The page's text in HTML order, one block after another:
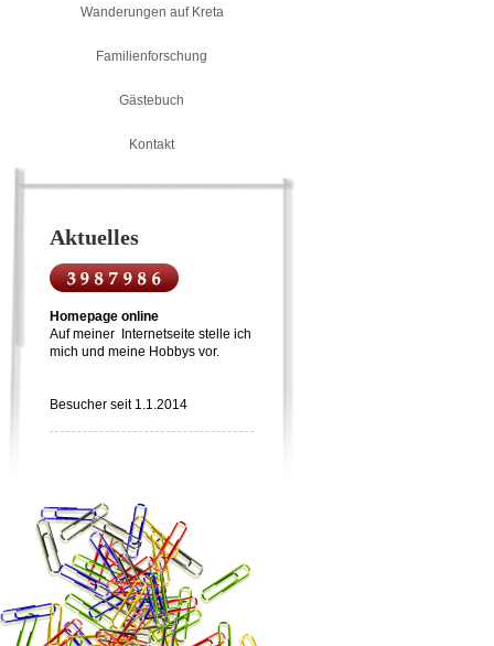
Wanderungen auf Kreta
Familienforschung
Gästebuch
Kontakt
Aktuelles
Homepage online
Auf meiner Internetseite stelle ich
mich und meine Hobbys vor.
Besucher seit 1.1.2014